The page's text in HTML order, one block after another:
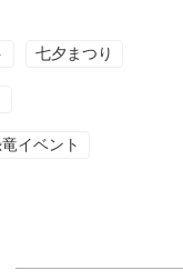
七夕まつり
イベント